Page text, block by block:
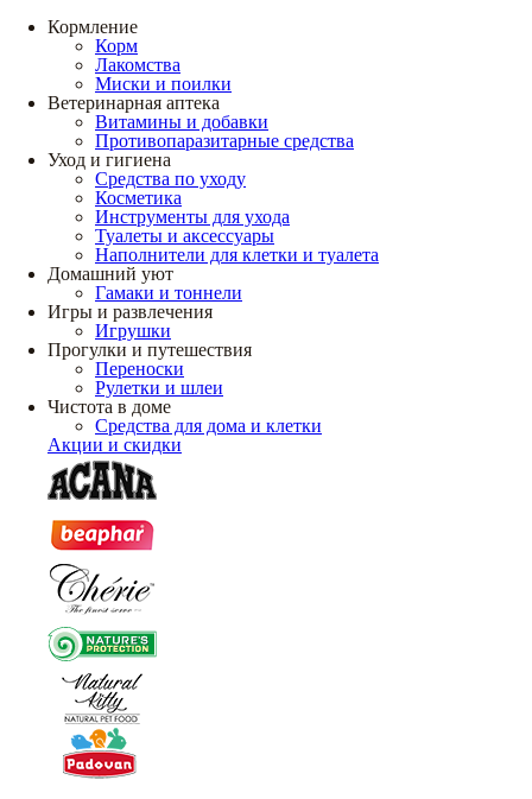
Кормление
Корм
Лакомства
Миски и поилки
Ветеринарная аптека
Витамины и добавки
Противопаразитарные средства
Уход и гигиена
Средства по уходу
Косметика
Инструменты для ухода
Туалеты и аксессуары
Наполнители для клетки и туалета
Домашний уют
Гамаки и тоннели
Игры и развлечения
Игрушки
Прогулки и путешествия
Переноски
Рулетки и шлеи
Чистота в доме
Средства для дома и клетки
Акции и скидки